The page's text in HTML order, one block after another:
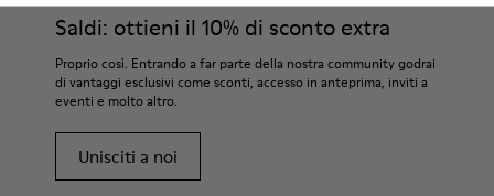
delle scarpe le protegge e fa sì che durino più a lungo.
Per istruzioni dettagliate su come prenderti cura del tuo paio
di scarpe, consulta laGuida alla cura delle scarpe
Saldi: ottieni il 10% di sconto extra
Proprio così. Entrando a far parte della nostra community godrai
di vantaggi esclusivi come sconti, accesso in anteprima, inviti a
eventi e molto altro.
Unisciti a noi